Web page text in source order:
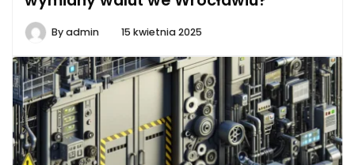
Byadmin 15 kwietnia 2025